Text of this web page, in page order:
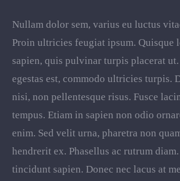
Nullam dolor sem, varius eu luctus
Proin ultricies feugiat ipsum. Quisque
sapien, quis pulvinar turpis placerat
egestas est, commodo ultricies turpis.
nisi, non pellentesque risus. Fusce
tempus. Etiam in sapien non odio
enim. Sed velit urna, pharetra non
hendrerit ex. Phasellus ac rutrum
tincidunt sapien. Donec nec lacus at